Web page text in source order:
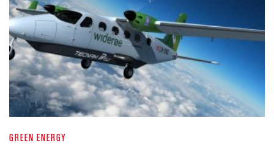
GREEN ENERGY